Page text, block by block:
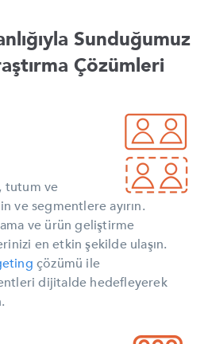
Sunduğumuz
Çözümleri
tutum ve
ve segmentlere ayırın.
ve ürün geliştirme
en etkin şekilde ulaşın.
çözümü ile
dijitalde hedefleyerek